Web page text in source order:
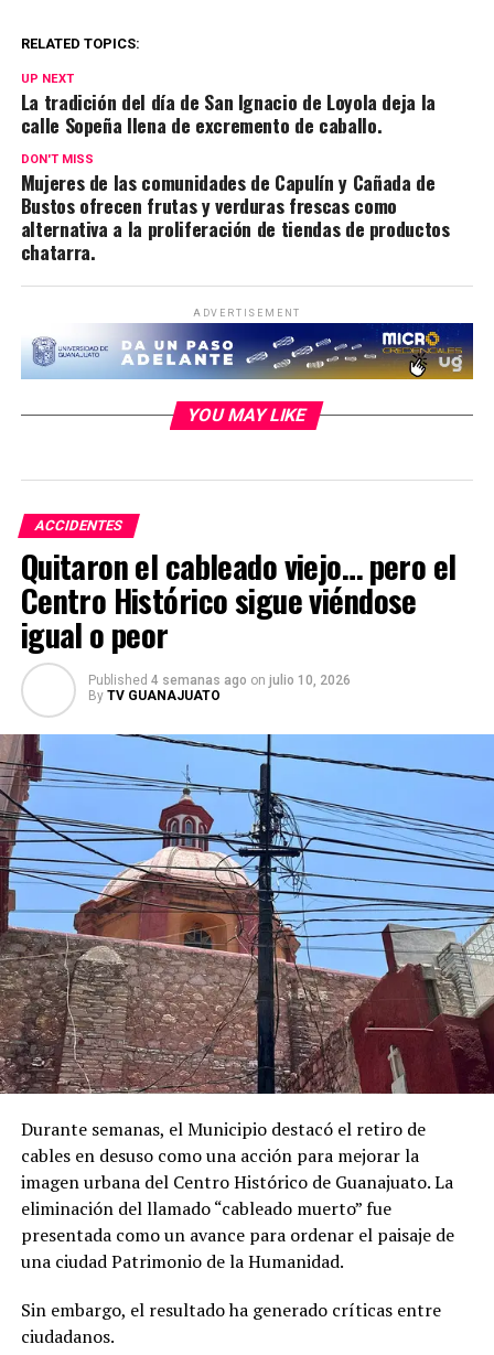
RELATED TOPICS:
UP NEXT
La tradición del día de San Ignacio de Loyola deja la
calle Sopeña llena de excremento de caballo.
DON'T MISS
Mujeres de las comunidades de Capulín y Cañada de
Bustos ofrecen frutas y verduras frescas como
alternativa a la proliferación de tiendas de productos
chatarra.
ADVERTISEMENT
YOU MAY LIKE
ACCIDENTES
Quitaron el cableado viejo… pero el
Centro Histórico sigue viéndose
igual o peor
Published 4 semanas ago on julio 10, 2026
By TV GUANAJUATO
Durante semanas, el Municipio destacó el retiro de
cables en desuso como una acción para mejorar la
imagen urbana del Centro Histórico de Guanajuato. La
eliminación del llamado “cableado muerto” fue
presentada como un avance para ordenar el paisaje de
una ciudad Patrimonio de la Humanidad.
Sin embargo, el resultado ha generado críticas entre
ciudadanos.